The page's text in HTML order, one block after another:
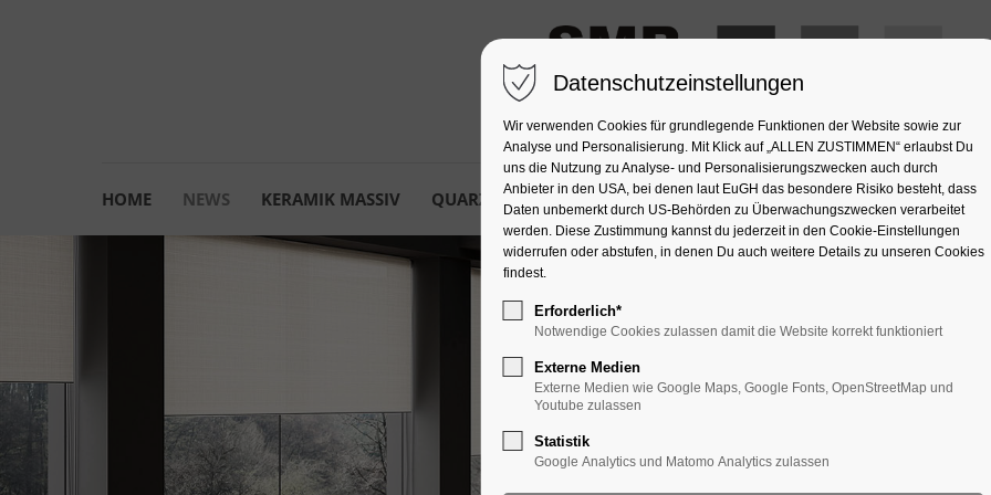
HOME NEWS KERAMIK MASSIV QUARZKOMPOSITSTEIN NATURSTEIN GLAS SONSTIGES
Datenschutzeinstellungen
Wir verwenden Cookies für grundlegende Funktionen der Website sowie zur
Analyse und Personalisierung. Mit Klick auf „ALLEN ZUSTIMMEN“ erlaubst Du
uns die Nutzung zu Analyse- und Personalisierungszwecken auch durch
Anbieter in den USA, bei denen laut EuGH das besondere Risiko besteht, dass
Daten unbemerkt durch US-Behörden zu Überwachungszwecken verarbeitet
werden. Diese Zustimmung kannst du jederzeit in den Cookie-Einstellungen
widerrufen oder abstufen, in denen Du auch weitere Details zu unseren Cookies
findest.
Erforderlich*
Notwendige Cookies zulassen damit die Website korrekt funktioniert
Externe Medien
Externe Medien wie Google Maps, Google Fonts, OpenStreetMap und
Youtube zulassen
Statistik
Google Analytics und Matomo Analytics zulassen